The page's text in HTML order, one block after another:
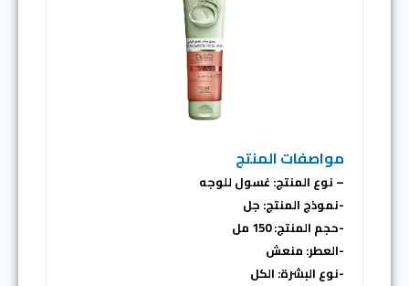
مواصفات المنتج
– نوع المنتج: غسول للوجه
-نموذج المنتج: جل
-حجم المنتج: 150 مل
-العطر: منعش
-نوع البشرة: الكل